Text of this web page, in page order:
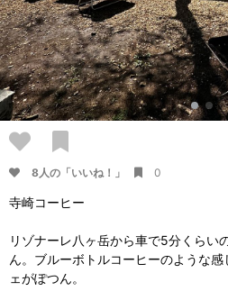
8人の「いいね！」 0
寺崎コーヒー
リゾナーレ八ヶ岳から車で5分くらい
ん。ブルーボトルコーヒーのような
ェがぽつん。